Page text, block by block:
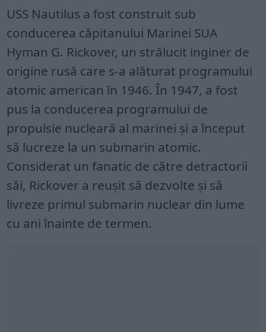
USS Nautilus a fost construit sub
conducerea căpitanului Marinei SUA
Hyman G. Rickover, un strălucit inginer de
origine rusă care s-a alăturat programului
atomic american în 1946. În 1947, a fost
pus la conducerea programului de
propulsie nucleară al marinei și a început
să lucreze la un submarin atomic.
Considerat un fanatic de către detractorii
săi, Rickover a reușit să dezvolte și să
livreze primul submarin nuclear din lume
cu ani înainte de termen.